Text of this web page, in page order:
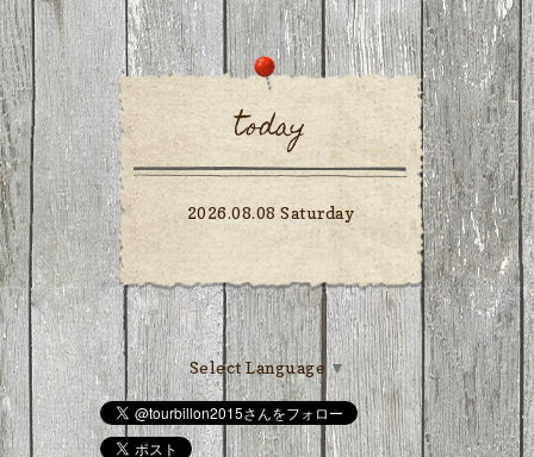
today
2026.08.08 Saturday
Select Language ▼